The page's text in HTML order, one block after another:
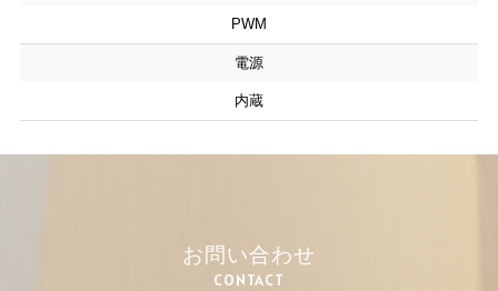
PWM
電源
内蔵
お問い合わせ
CONTACT